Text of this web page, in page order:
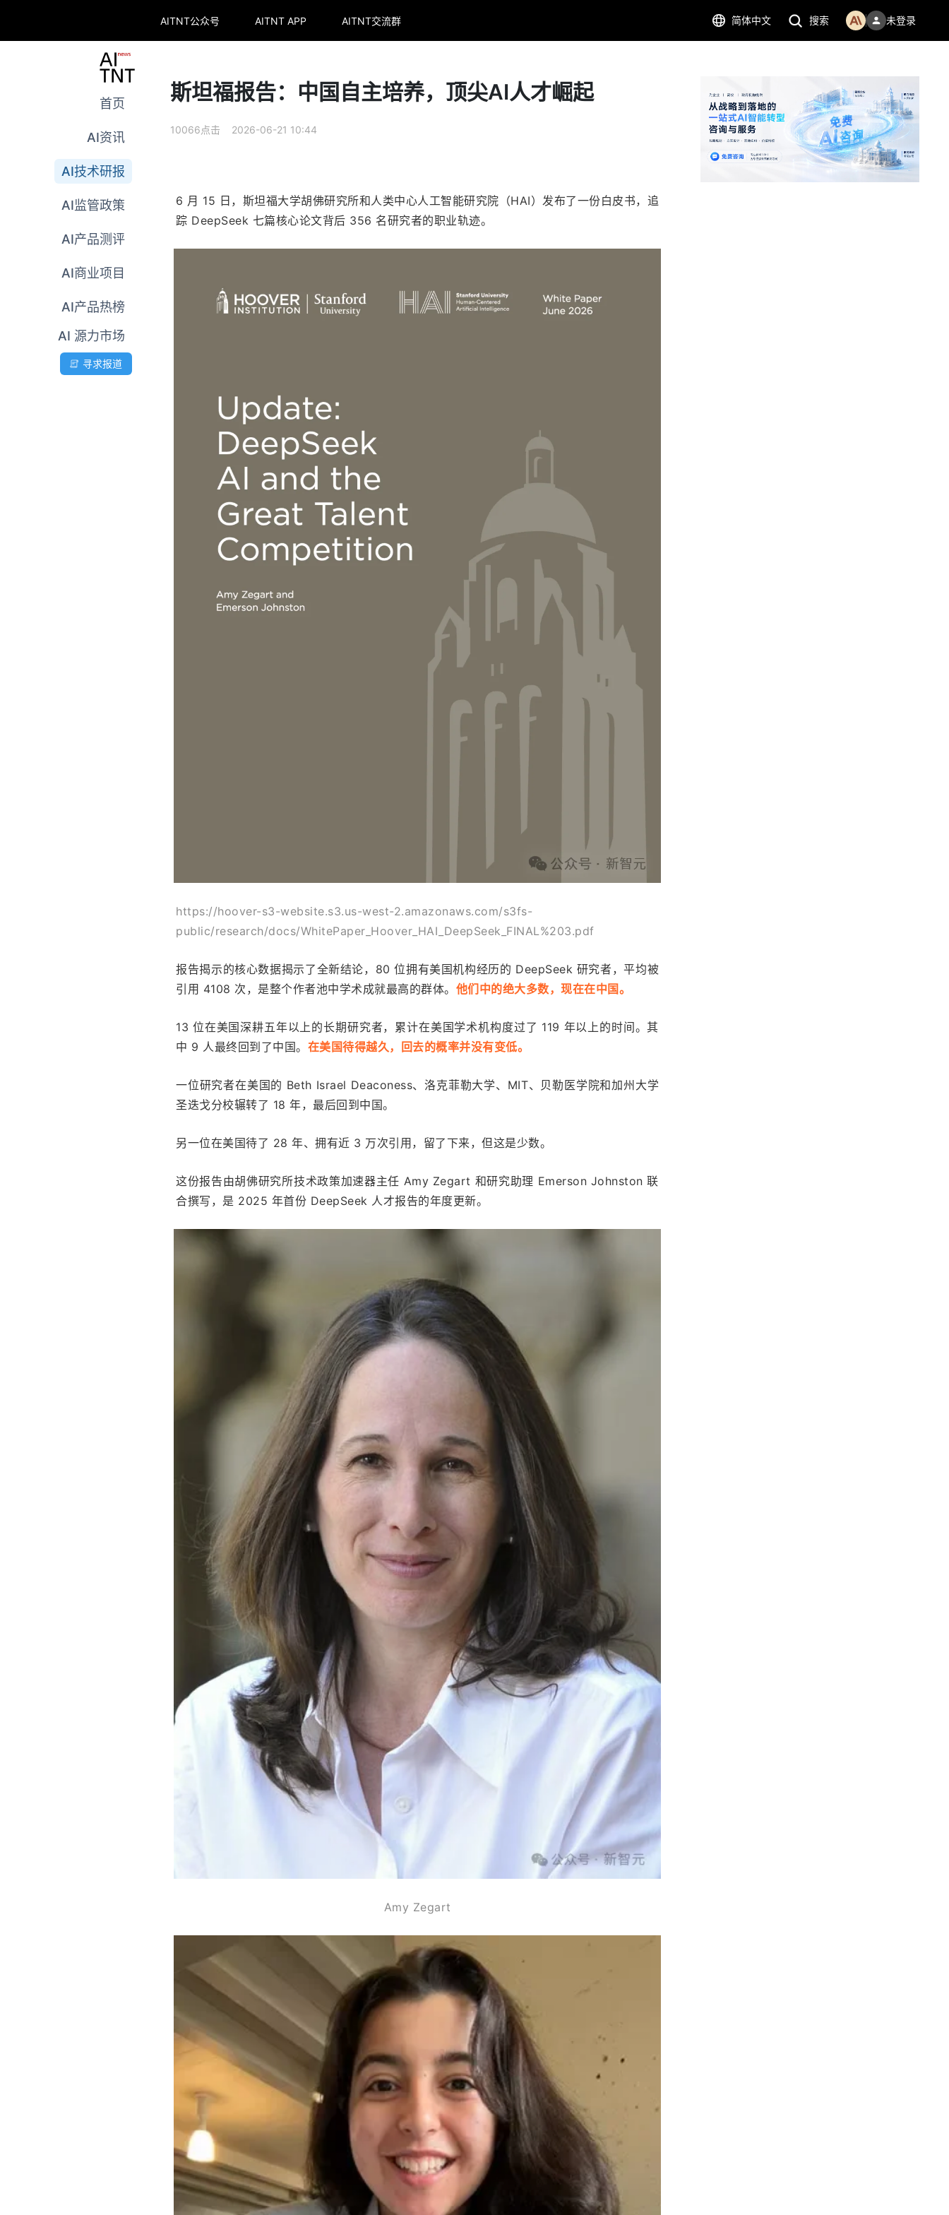
AITNT公众号 AITNT APP AITNT交流群 简体中文 搜索 未登录
首页
AI资讯
AI技术研报
AI监管政策
AI产品测评
AI商业项目
AI产品热榜
AI 源力市场
寻求报道
斯坦福报告：中国自主培养，顶尖AI人才崛起
10066点击 2026-06-21 10:44
6 月 15 日，斯坦福大学胡佛研究所和人类中心人工智能研究院（HAI）发布了一份白皮书，追
踪 DeepSeek 七篇核心论文背后 356 名研究者的职业轨迹。
https://hoover-s3-website.s3.us-west-2.amazonaws.com/s3fs-
public/research/docs/WhitePaper_Hoover_HAI_DeepSeek_FINAL%203.pdf
报告揭示的核心数据揭示了全新结论，80 位拥有美国机构经历的 DeepSeek 研究者，平均被
引用 4108 次，是整个作者池中学术成就最高的群体。 他们中的绝大多数，现在在中国。
13 位在美国深耕五年以上的长期研究者，累计在美国学术机构度过了 119 年以上的时间。其
中 9 人最终回到了中国。 在美国待得越久，回去的概率并没有变低。
一位研究者在美国的 Beth Israel Deaconess、洛克菲勒大学、MIT、贝勒医学院和加州大学
圣迭戈分校辗转了 18 年，最后回到中国。
另一位在美国待了 28 年、拥有近 3 万次引用，留了下来，但这是少数。
这份报告由胡佛研究所技术政策加速器主任 Amy Zegart 和研究助理 Emerson Johnston 联
合撰写，是 2025 年首份 DeepSeek 人才报告的年度更新。
Amy Zegart